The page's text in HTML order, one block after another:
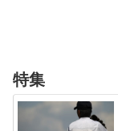
特集